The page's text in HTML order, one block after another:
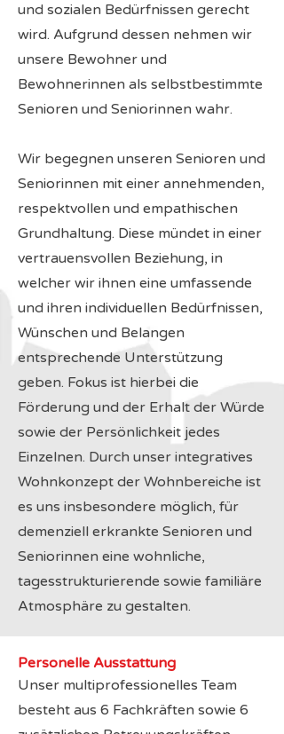
und sozialen Bedürfnissen gerecht
wird. Aufgrund dessen nehmen wir
unsere Bewohner und
Bewohnerinnen als selbstbestimmte
Senioren und Seniorinnen wahr.
Wir begegnen unseren Senioren und
Seniorinnen mit einer annehmenden,
respektvollen und empathischen
Grundhaltung. Diese mündet in einer
vertrauensvollen Beziehung, in
welcher wir ihnen eine umfassende
und ihren individuellen Bedürfnissen,
Wünschen und Belangen
entsprechende Unterstützung
geben. Fokus ist hierbei die
Förderung und der Erhalt der Würde
sowie der Persönlichkeit jedes
Einzelnen. Durch unser integratives
Wohnkonzept der Wohnbereiche ist
es uns insbesondere möglich, für
demenziell erkrankte Senioren und
Seniorinnen eine wohnliche,
tagesstrukturierende sowie familiäre
Atmosphäre zu gestalten.
Personelle Ausstattung
Unser multiprofessionelles Team
besteht aus 6 Fachkräften sowie 6